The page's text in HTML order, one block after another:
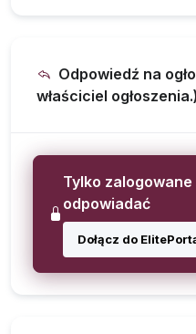
Odpowiedź na
właściciel ogłoszenia.)
Tylko
odpowiadać
Dołącz do